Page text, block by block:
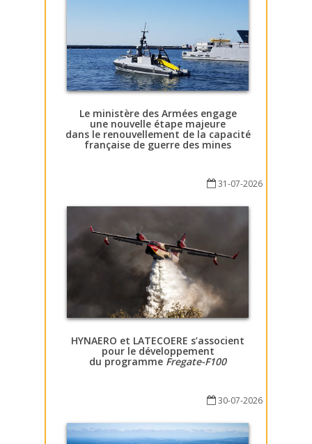
Le ministère des Armées engage
une nouvelle étape majeure
dans le renouvellement de la capacité
française de guerre des mines
31-07-2026
HYNAERO et LATECOERE s’associent
pour le développement
du programme Fregate-F100
30-07-2026